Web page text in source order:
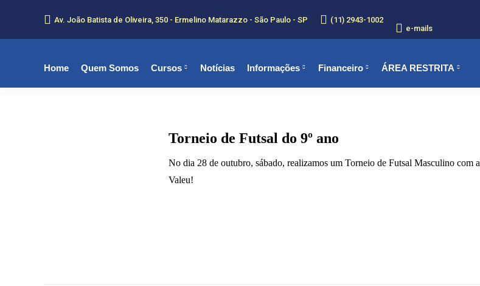
Av. João Batista de Oliveira, 350 - Ermelino Matarazzo - São Paulo - SP
(11) 2943-1002
e-mails
Home Quem Somos Cursos Notícias Informações Financeiro ÁREA RESTRITA
Torneio de Futsal do 9º ano
No dia 28 de outubro, sábado, realizamos um Torneio de Futsal Masculino com
Valeu!